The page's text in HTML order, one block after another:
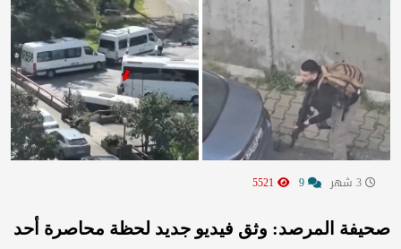
صحيفة المرصد: وثق فيديو جديد لحظة محاصرة أحد